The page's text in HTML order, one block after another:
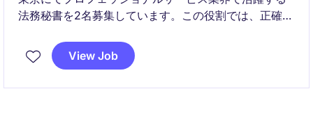
法務秘書を2名募集しています。この役割では、正確で
ていただきます。
View Job